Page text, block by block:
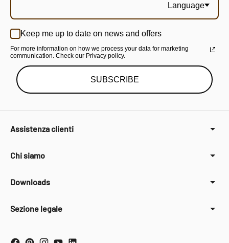
Language
Keep me up to date on news and offers
For more information on how we process your data for marketing
communication. Check our Privacy policy.
SUBSCRIBE
Assistenza clienti
Chi siamo
Downloads
Sezione legale